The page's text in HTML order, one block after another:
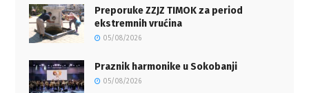
Preporuke ZZJZ TIMOK za period
ekstremnih vrućina
05/08/2026
Praznik harmonike u Sokobanji
05/08/2026